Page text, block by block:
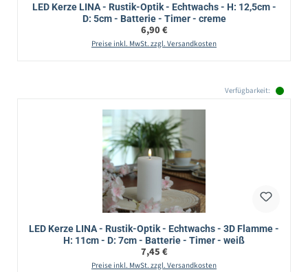
LED Kerze LINA - Rustik-Optik - Echtwachs - H: 12,5cm -
D: 5cm - Batterie - Timer - creme
Regulärer Preis:
6,90 €
Preise inkl. MwSt. zzgl. Versandkosten
Verfügbarkeit:
LED Kerze LINA - Rustik-Optik - Echtwachs - 3D Flamme -
H: 11cm - D: 7cm - Batterie - Timer - weiß
Regulärer Preis:
7,45 €
Preise inkl. MwSt. zzgl. Versandkosten